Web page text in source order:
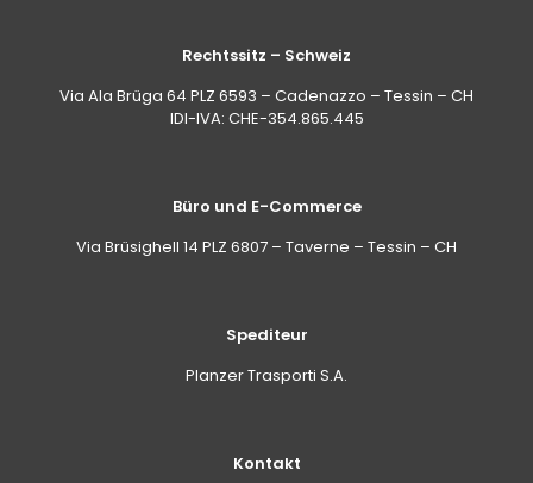
Rechtssitz – Schweiz
Via Ala Brüga 64 PLZ 6593 – Cadenazzo – Tessin – CH
IDI-IVA: CHE-354.865.445
Büro und E-Commerce
Via Brüsighell 14 PLZ 6807 – Taverne – Tessin – CH
Spediteur
Planzer Trasporti S.A.
Kontakt